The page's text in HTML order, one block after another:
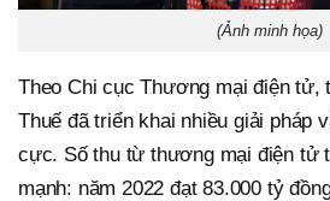
(Ảnh minh họa)
Theo Chi cục Thương mại điện tử,
Thuế đã triển khai nhiều giải pháp
cực. Số thu từ thương mại điện tử
mạnh: năm 2022 đạt 83.000 tỷ